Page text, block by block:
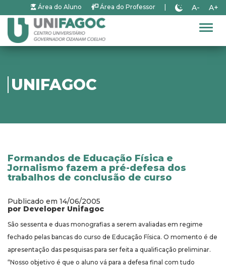
Área do Aluno Área do Professor A- A+
UNIFAGOC
Formandos de Educação Física e
Jornalismo fazem a pré-defesa dos
trabalhos de conclusão de curso
Publicado em 14/06/2005
por Developer Unifagoc
São sessenta e duas monografias a serem avaliadas em regime
fechado pelas bancas do curso de Educação Física. O momento é de
apresentação das pesquisas para ser feita a qualificação preliminar.
“Nosso objetivo é que o aluno vá para a defesa final com tudo